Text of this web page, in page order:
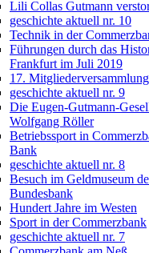
Lili Collas Gutmann
geschichte aktuell nr. 10
Technik in der
Führungen durch das
Frankfurt im Juli 2019
17. Mitgliederversammlung
geschichte aktuell nr. 9
Die Eugen-Gutmann-
Wolfgang Röller
Betriebssport in
Bank
geschichte aktuell nr. 8
Besuch im Geldmuseum
Bundesbank
Hundert Jahre im Westen
Sport in der Commerzbank
geschichte aktuell nr. 7